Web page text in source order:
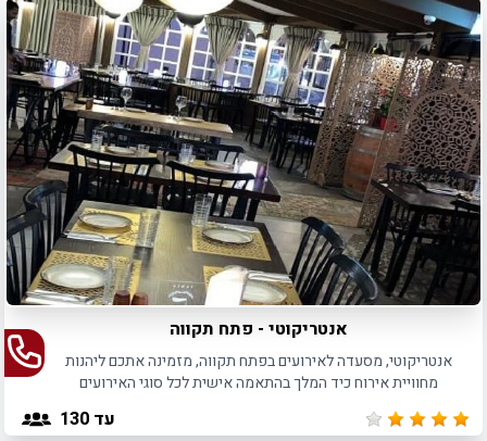
אנטריקוטי - פתח תקווה
אנטריקוטי, מסעדה לאירועים בפתח תקווה, מזמינה אתכם ליהנות
מחוויית אירוח כיד המלך בהתאמה אישית לכל סוגי האירועים
עד 130